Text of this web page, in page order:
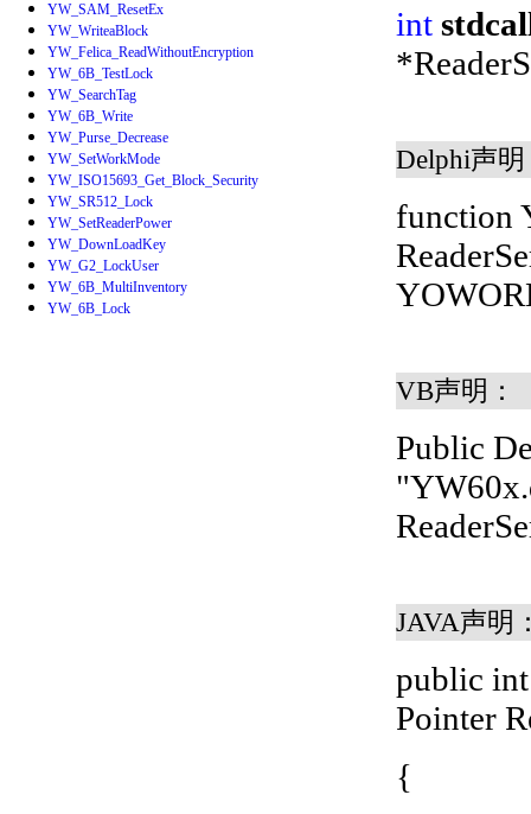
YW_SAM_ResetEx
YW_WriteaBlock
YW_Felica_ReadWithoutEncryption
YW_6B_TestLock
YW_SearchTag
YW_6B_Write
YW_Purse_Decrease
YW_SetWorkMode
YW_ISO15693_Get_Block_Security
YW_SR512_Lock
YW_SetReaderPower
YW_DownLoadKey
YW_G2_LockUser
YW_6B_MultiInventory
YW_6B_Lock
int
*
Delphi声
function
VB声明：
Public
JAVA声明
public
Pointer
{